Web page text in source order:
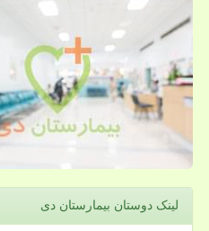
لینک دوستان بیمارستان دی